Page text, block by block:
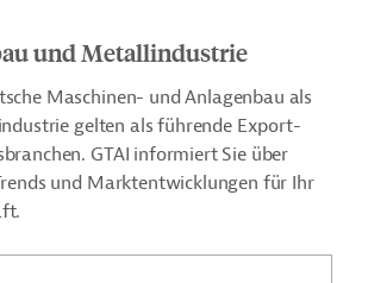
und Metallindustrie
Maschinen- und Anlagenbau als
gelten als führende Export-
GTAI informiert Sie über
und Marktentwicklungen für Ihr